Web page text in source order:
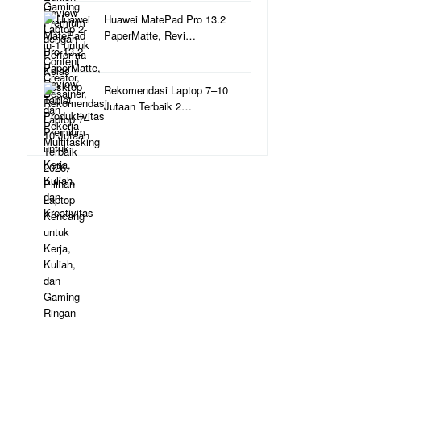
Huawei MatePad Pro 13.2
PaperMatte, Revi…
Rekomendasi Laptop 7–10
Jutaan Terbaik 2…